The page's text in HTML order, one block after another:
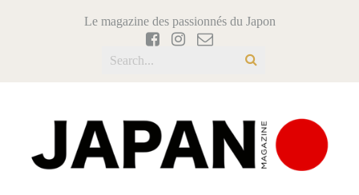
Le magazine des passionnés du Japon